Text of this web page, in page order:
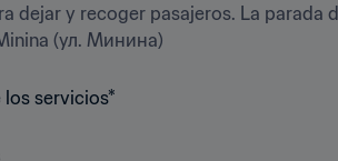
dejar y recoger pasajeros. La parada
(ул. Минина)
los servicios*